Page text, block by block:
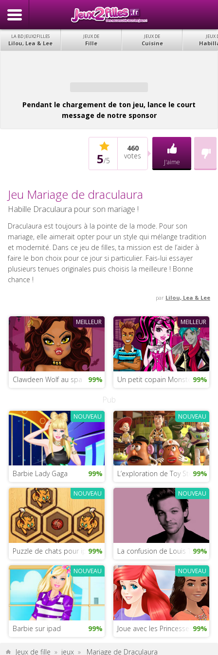
LA BD JEUX2FILLES
Lilou, Lea & Lee
JEUX DE
Fille
JEUX DE
Cuisine
JEUX
Pendant le chargement de ton jeu, lance le court
message de notre sponsor
5/5
460
votes
J'aime
Jeu Mariage de draculaura
Habille Draculaura pour son mariage !
Draculaura est toujours à la pointe de la mode. Pour son
mariage, elle aimerait opter pour un style qui mélange tradition
et modernité. Dans ce jeu de filles, ta mission est de l’aider à
faire le bon choix pour ce jour si particulier. Fais-lui essayer
plusieurs tenues originales puis choisis la meilleure ! Bonne
chance !
par Lilou, Lea & Lee
MEILLEUR
Clawdeen Wolf au spa 99%
MEILLEUR
Un petit copain Monster High
99%
Pub
NOUVEAU
Barbie Lady Gaga 99%
NOUVEAU
L’exploration de Toy Story99%
NOUVEAU
Puzzle de chats pour ipad99%
NOUVEAU
La confusion de Louis 99%
NOUVEAU
Barbie sur ipad 99%
NOUVEAU
Joue avec les Princesses99%
Jeux de fille » jeux » Mariage de Draculaura